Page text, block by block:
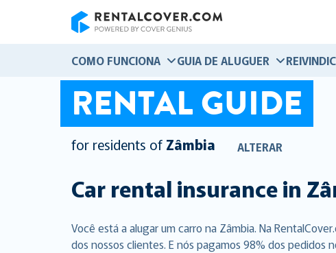
COMO FUNCIONA GUIA DE ALUGUER
RENTAL GUIDE
for residents of Zâmbia ALTERAR
Car rental insurance in
Você está a alugar um carro na Zâmbia. Na
dos nossos clientes. E nós pagamos 98% dos pedidos